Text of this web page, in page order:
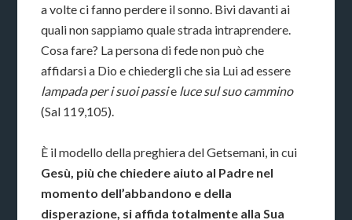
a volte ci fanno perdere il sonno. Bivi davanti ai
quali non sappiamo quale strada intraprendere.
Cosa fare? La persona di fede non può che
affidarsi a Dio e chiedergli che sia Lui ad essere
lampada per i suoi passie luce sul suo cammino
(Sal 119,105).
È il modello della preghiera del Getsemani, in cui
Gesù, più che chiedere aiuto al Padre nel
momento dell’abbandono e della
disperazione, si affida totalmente alla Sua